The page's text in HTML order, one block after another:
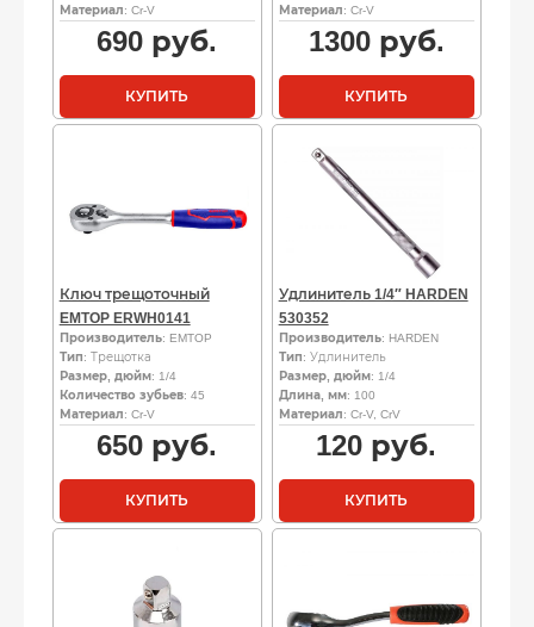
Материал: Cr-V
690 руб.
КУПИТЬ
Материал: Cr-V
1300руб.
КУПИТЬ
Ключ трещоточный
EMTOP ERWH0141
Производитель: EMTOP
Тип: Трещотка
Размер, дюйм: 1/4
Количество зубьев: 45
Материал: Cr-V
650 руб.
КУПИТЬ
Удлинитель 1/4″ HARDEN
530352
Производитель: HARDEN
Тип: Удлинитель
Размер, дюйм: 1/4
Длина, мм: 100
Материал: Cr-V, CrV
120 руб.
КУПИТЬ